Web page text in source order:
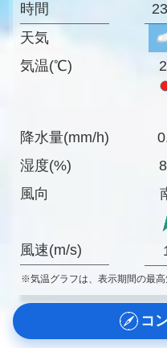
時間
天気
気温(℃)
降水量(mm/h)
湿度(%)
風向
風速(m/s)
※気温グラフは、表示期間の最高
コ